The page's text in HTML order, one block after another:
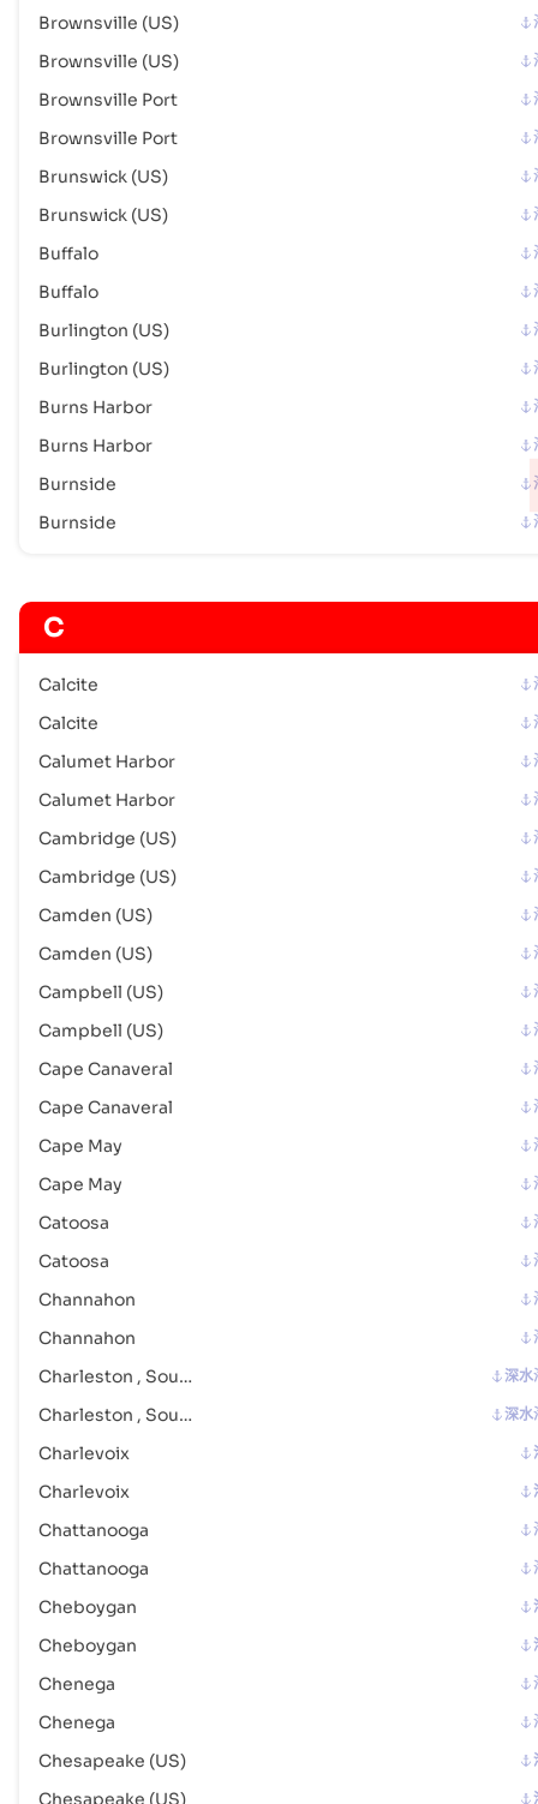
地址 :Duluth Superior (USSUW), United States of America, usa
港口代码 :USSUW
Duluth (US)
地址 :Duluth (US), United States of America, usa
港口代码 :USDLH
Dutch Harbor
地址 :Dutch Harbor (USDUT), United States of America, usa
港口代码 :USDUT
Edmonds
地址 :Edmonds (USEOW), United States of America, usa
港口代码 :USEOW
Egegik
海港
地址 :
港口代码 :
Elizabeth (US)
地址 :
Elizabeth (US), United States of America, usa
港口代码 :USEZA
Erie (US)
地址 :Erie (US), United States of America, usa
港口代码 :USERI
Escanaba
地址 : Escanaba (USESC), United States of America, usa
港口代码 :USESC
Evansville
地址 :Evansville (USEVV), Evansville, United States of America
港口代码 :USEVV
Everett
海港
地址 :Everett (USPAE), Everett, United States of America
港口代码 :USPAE
Fairport Harbor
地址 :Fairport Harbor (USFPT), United States of America, usa
港口代码 :USFPT
Fernandina Beach (US)
地址 :Fernandina Beach (US), United States of America, usa
港口代码 :USFEB
Brownsville (US)
Brownsville (US)
Brownsville Port
Brownsville Port
Brunswick (US)
Brunswick (US)
Buffalo
Buffalo
Burlington (US)
Burlington (US)
Burns Harbor
Burns Harbor
Burnside
Burnside
C
Calcite
Calcite
Calumet Harbor
Calumet Harbor
Cambridge (US)
Cambridge (US)
Camden (US)
Camden (US)
Campbell (US)
Campbell (US)
Cape Canaveral
Cape Canaveral
Cape May
Cape May
Catoosa
Catoosa
Channahon
Channahon
Charleston , South Carolina 深水
Charleston , South Carolina 深水
Charlevoix
Charlevoix
Chattanooga
Chattanooga
Cheboygan
Cheboygan
Chenega
Chenega
Chesapeake (US)
Chesapeake (US)